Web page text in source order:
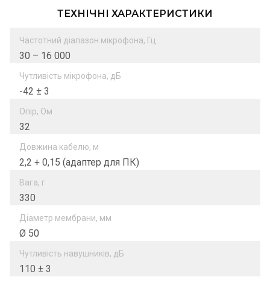
ТЕХНІЧНІ ХАРАКТЕРИСТИКИ
Частотний діапазон мікрофона, Гц
30 – 16 000
Чутливість мікрофона, дБ
-42 ± 3
Опір, Ом
32
Довжина кабелю, м
2,2 + 0,15 (адаптер для ПК)
Вага, г
330
Діаметр мембрани, мм
Ø 50
Чутливість навушників, дБ
110 ± 3